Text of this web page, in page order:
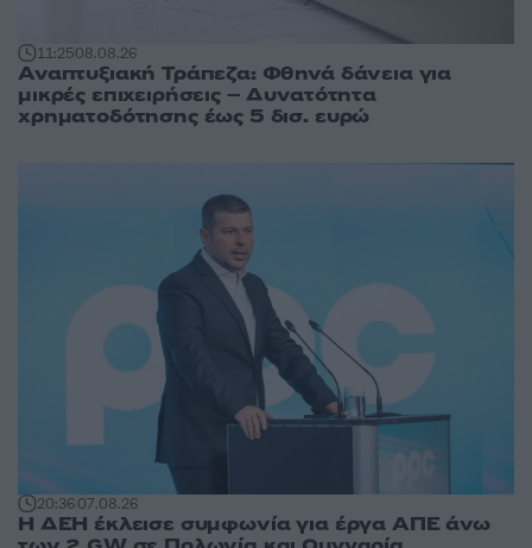
11:2508.08.26
Αναπτυξιακή Τράπεζα: Φθηνά δάνεια για
μικρές επιχειρήσεις – Δυνατότητα
χρηματοδότησης έως 5 δισ. ευρώ
20:3607.08.26
Η ΔΕΗ έκλεισε συμφωνία για έργα ΑΠΕ άνω